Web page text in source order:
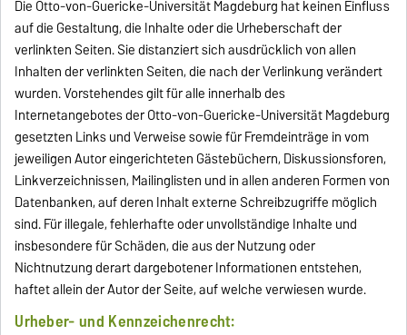
Die Otto-von-Guericke-Universität Magdeburg hat keinen Einfluss
auf die Gestaltung, die Inhalte oder die Urheberschaft der
verlinkten Seiten. Sie distanziert sich ausdrücklich von allen
Inhalten der verlinkten Seiten, die nach der Verlinkung verändert
wurden. Vorstehendes gilt für alle innerhalb des
Internetangebotes der Otto-von-Guericke-Universität Magdeburg
gesetzten Links und Verweise sowie für Fremdeinträge in vom
jeweiligen Autor eingerichteten Gästebüchern, Diskussionsforen,
Linkverzeichnissen, Mailinglisten und in allen anderen Formen von
Datenbanken, auf deren Inhalt externe Schreibzugriffe möglich
sind. Für illegale, fehlerhafte oder unvollständige Inhalte und
insbesondere für Schäden, die aus der Nutzung oder
Nichtnutzung derart dargebotener Informationen entstehen,
haftet allein der Autor der Seite, auf welche verwiesen wurde.
Urheber- und Kennzeichenrecht: